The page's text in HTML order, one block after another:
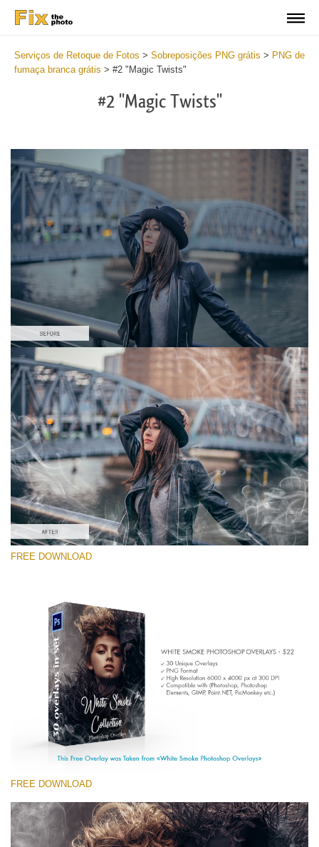
Serviços de Retoque de Fotos > Sobreposições PNG grátis > PNG de
fumaça branca grátis > #2 "Magic Twists"
#2 "Magic Twists"
Por favor selecione
Free PNG Overlay #2
Small 800*533px
White Smoke
(30 Overlays)
Large 6000*4000px
Entire Collection
(1783 Overlays)
Large 6000*4000px
Download Grátis
FREE DOWNLOAD
FREE DOWNLOAD